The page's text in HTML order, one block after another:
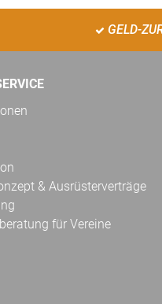
GELD-
& Ausrüsterverträge
für Vereine